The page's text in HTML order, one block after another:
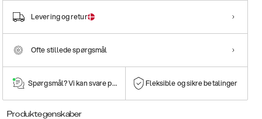
Levering og retur
Ofte stillede spørgsmål
Spørgsmål? Vi kan svare på dem! Fleksible og sikre betalinger
Produktegenskaber